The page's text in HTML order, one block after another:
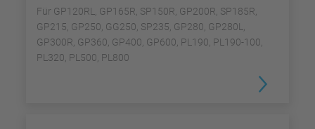
Für GP120RL, GP165R, SP150R, GP200R, SP185R,
GP215, GP250, GG250, SP235, GP280, GP280L,
GP300R, GP360, GP400, GP600, PL190, PL190-100,
PL320, PL500, PL800